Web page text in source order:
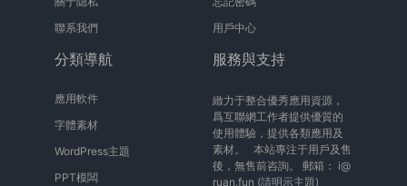
聯系我們
用戶中心
分類導航
應用軟件
字體素材
WordPress主題
PPT模闆
服務與支持
緻力于整合優秀應用資源，
爲互聯網工作者提供優質的
使用體驗，提供各類應用及
素材。 本站專注于用戶及售
後，無售前咨詢。 郵箱： i@
ruan.fun (請明示主題)